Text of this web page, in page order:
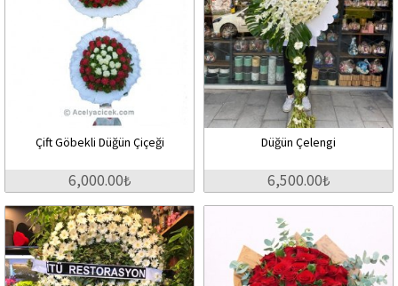
Çift Göbekli Düğün Çiçeği
6,000.00₺
Düğün Çelengi
6,500.00₺